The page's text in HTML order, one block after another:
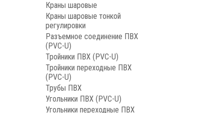
Краны шаровые
Краны шаровые тонкой
регулировки
Разъемное соединение ПВХ
(PVC-U)
Тройники ПВХ (PVC-U)
Тройники переходные ПВХ
(PVC-U)
Трубы ПВХ
Угольники ПВХ (PVC-U)
Угольники переходные ПВХ